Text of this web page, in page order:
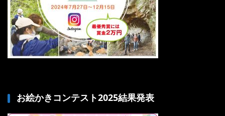
お絵かきコンテスト2025結果発表